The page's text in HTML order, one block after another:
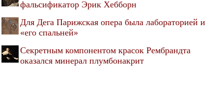
фальсификатор Эрик Хебборн
Для Дега Парижская опера была лабораторией и
«его спальней»
Секретным компонентом красок Рембрандта
оказался минерал плумбонакрит